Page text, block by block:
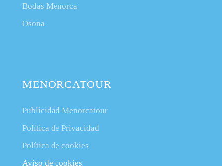
Bodas Menorca
Osona
MENORCATOUR
Publicidad Menorcatour
Política de Privacidad
Política de cookies
Aviso de cookies